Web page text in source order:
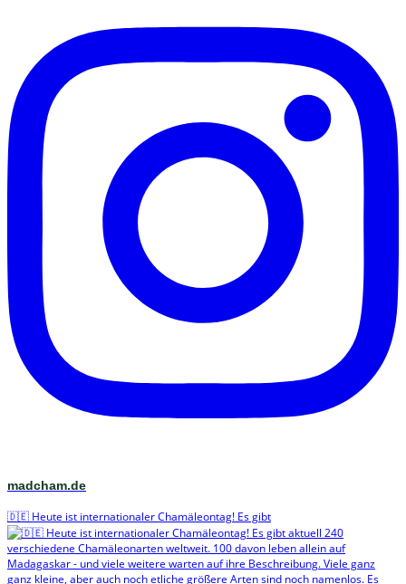
madcham.de
🇩🇪 Heute ist internationaler Chamäleontag! Es gibt